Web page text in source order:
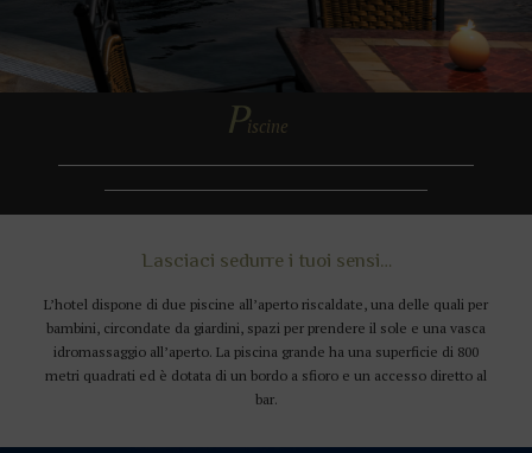
Piscine
Lasciaci sedurre i tuoi sensi…
L’hotel dispone di due piscine all’aperto riscaldate, una delle quali per
bambini, circondate da giardini, spazi per prendere il sole e una vasca
idromassaggio all’aperto. La piscina grande ha una superficie di 800
metri quadrati ed è dotata di un bordo a sfioro e un accesso diretto al
bar.